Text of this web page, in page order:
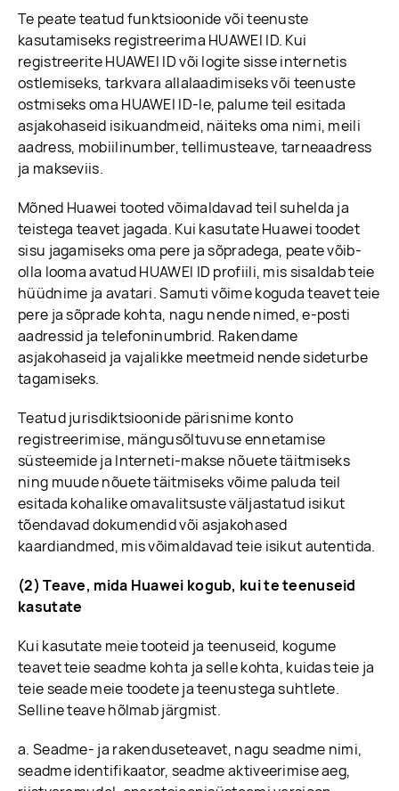
Te peate teatud funktsioonide või teenuste
kasutamiseks registreerima HUAWEI ID. Kui
registreerite HUAWEI ID või logite sisse internetis
ostlemiseks, tarkvara allalaadimiseks või teenuste
ostmiseks oma HUAWEI ID-le, palume teil esitada
asjakohaseid isikuandmeid, näiteks oma nimi, meili
aadress, mobiilinumber, tellimusteave, tarneaadress
ja makseviis.
Mõned Huawei tooted võimaldavad teil suhelda ja
teistega teavet jagada. Kui kasutate Huawei toodet
sisu jagamiseks oma pere ja sõpradega, peate võib-
olla looma avatud HUAWEI ID profiili, mis sisaldab teie
hüüdnime ja avatari. Samuti võime koguda teavet teie
pere ja sõprade kohta, nagu nende nimed, e-posti
aadressid ja telefoninumbrid. Rakendame
asjakohaseid ja vajalikke meetmeid nende sideturbe
tagamiseks.
Teatud jurisdiktsioonide pärisnime konto
registreerimise, mängusõltuvuse ennetamise
süsteemide ja Interneti-makse nõuete täitmiseks
ning muude nõuete täitmiseks võime paluda teil
esitada kohalike omavalitsuste väljastatud isikut
tõendavad dokumendid või asjakohased
kaardiandmed, mis võimaldavad teie isikut autentida.
(2) Teave, mida Huawei kogub, kui te teenuseid
kasutate
Kui kasutate meie tooteid ja teenuseid, kogume
teavet teie seadme kohta ja selle kohta, kuidas teie ja
teie seade meie toodete ja teenustega suhtlete.
Selline teave hõlmab järgmist.
a. Seadme- ja rakenduseteavet, nagu seadme nimi,
seadme identifikaator, seadme aktiveerimise aeg,